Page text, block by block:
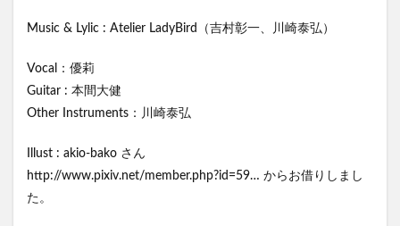
Music & Lylic : Atelier LadyBird（吉村彰一、川崎泰弘）
Vocal：優莉
Guitar : 本間大健
Other Instruments：川崎泰弘
Illust : akio-bako さん
http://www.pixiv.net/member.php?id=59… からお借りしまし
た。